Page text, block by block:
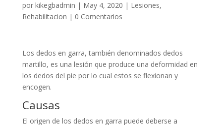
por kikegbadmin | May 4, 2020 | Lesiones,
Rehabilitacion | 0 Comentarios
Los dedos en garra, también denominados dedos
martillo, es una lesión que produce una deformidad en
los dedos del pie por lo cual estos se flexionan y
encogen.
Causas
El origen de los dedos en garra puede deberse a